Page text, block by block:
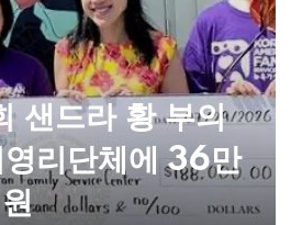
샌드라 황 부의
리단체에 36만